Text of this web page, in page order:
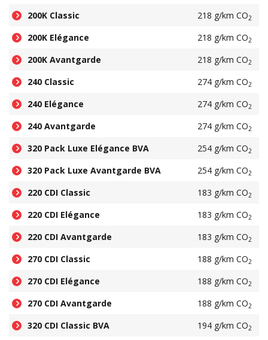
200K Classic 218 g/km CO2
200K Elégance 218 g/km CO2
200K Avantgarde 218 g/km CO2
240 Classic 274 g/km CO2
240 Elégance 274 g/km CO2
240 Avantgarde 274 g/km CO2
320 Pack Luxe Elégance BVA 254 g/km CO2
320 Pack Luxe Avantgarde BVA 254 g/km CO2
220 CDI Classic 183 g/km CO2
220 CDI Elégance 183 g/km CO2
220 CDI Avantgarde 183 g/km CO2
270 CDI Classic 188 g/km CO2
270 CDI Elégance 188 g/km CO2
270 CDI Avantgarde 188 g/km CO2
320 CDI Classic BVA 194 g/km CO2